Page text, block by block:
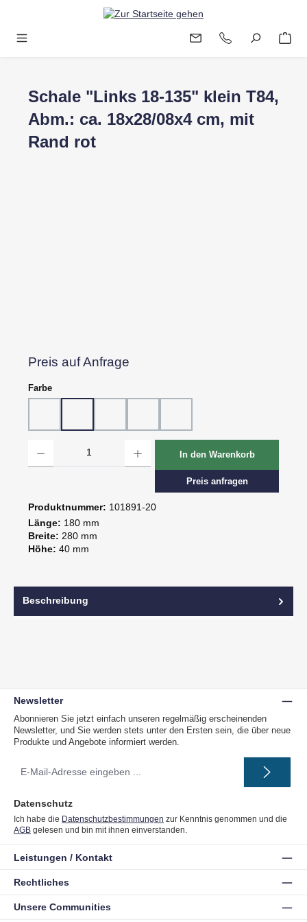
Zum Hauptinhalt springen
Schale "Links 18-135" klein T84,
Abm.: ca. 18x28/08x4 cm, mit
Rand rot
Preis auf Anfrage
Farbeauswählen
In den Warenkorb
Preis anfragen
Produktnummer: 101891-20
Länge: 180 mm
Breite: 280 mm
Höhe: 40 mm
Beschreibung
Newsletter
Abonnieren Sie jetzt einfach unseren regelmäßig erscheinenden
Newsletter, und Sie werden stets unter den Ersten sein, die über neue
Produkte und Angebote informiert werden.
Mail-
Datenschutz
Ich habe die Datenschutzbestimmungen zur Kenntnis genommen und die
AGB gelesen und bin mit ihnen einverstanden.
Unsere Communities
Leistungen / Kontakt
Rechtliches